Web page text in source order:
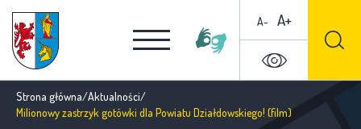
A- A+
Strona główna/Aktualności/
Milionowy zastrzyk gotówki dla Powiatu Działdowskiego! (film)